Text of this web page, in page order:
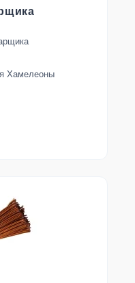
Хамелеоны